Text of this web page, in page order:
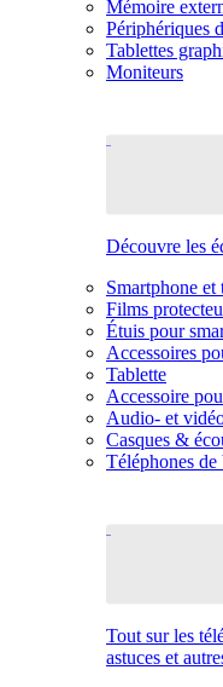
Mémoire
Périphériques
Tablettes
Moniteurs
Découvre les
Smartphone et
Films
Étuis pour
Accessoires
Tablette
Accessoire
Audio- et
Casques &
Téléphones de
Tout sur les
astuces et